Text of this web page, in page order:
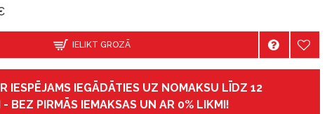
IELIKT GROZĀ
IESPĒJAMS IEGĀDĀTIES UZ NOMAKSU LĪDZ 12
- BEZ PIRMĀS IEMAKSAS UN AR 0% LIKMI!